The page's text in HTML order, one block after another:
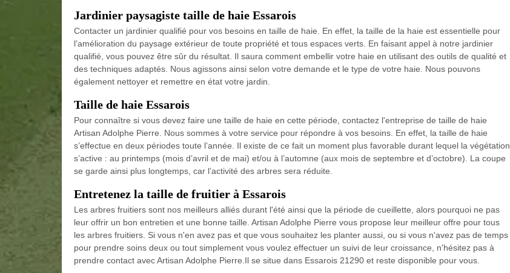
Jardinier paysagiste taille de haie Essarois
Contacter un jardinier qualifié pour vos besoins en taille de haie. En effet, la taille de la haie est essentielle pour
l’amélioration du paysage extérieur de toute propriété et tous espaces verts. En faisant appel à notre jardinier
qualifié, vous pouvez être sûr du résultat. Il saura comment embellir votre haie en utilisant des outils de qualité et
des techniques adaptés. Nous agissons ainsi selon votre demande et le type de votre haie. Nous pouvons
également nettoyer et remettre en état votre jardin.
Taille de haie Essarois
Pour connaître si vous devez faire une taille de haie en cette période, contactez l'entreprise de taille de haie
Artisan Adolphe Pierre. Nous sommes à votre service pour répondre à vos besoins. En effet, la taille de haie
s’effectue en deux périodes toute l’année. Il existe de ce fait un moment plus favorable durant lequel la végétation
s’active : au printemps (mois d’avril et de mai) et/ou à l’automne (aux mois de septembre et d’octobre). La coupe
se garde ainsi plus longtemps, car l’activité des arbres sera réduite.
Entretenez la taille de fruitier à Essarois
Les arbres fruitiers sont nos meilleurs alliés durant l'été ainsi que la période de cueillette, alors pourquoi ne pas
leur offrir un bon entretien et une bonne taille. Artisan Adolphe Pierre vous propose leur meilleur offre pour tous
les arbres fruitiers. Si vous n'en avez pas et que vous souhaitez les planter aussi, ou si vous n'avez pas de temps
pour prendre soins deux ou tout simplement vous voulez effectuer un suivi de leur croissance, n'hésitez pas à
prendre contact avec Artisan Adolphe Pierre.Il se situe dans Essarois 21290 et reste disponible pour vous.